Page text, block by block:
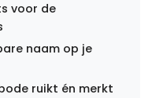
voor de
naam op je
ruikt én merkt